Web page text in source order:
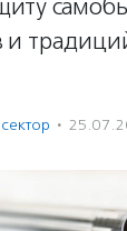
и
·